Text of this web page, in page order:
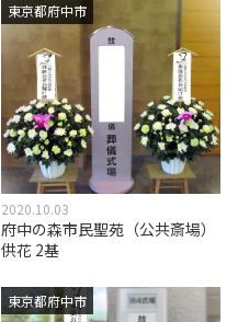
東京都府中市
2020.10.03
府中の森市民聖苑（公共斎場）
供花 2基
東京都府中市